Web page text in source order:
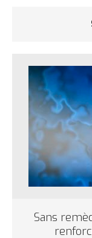
Sans